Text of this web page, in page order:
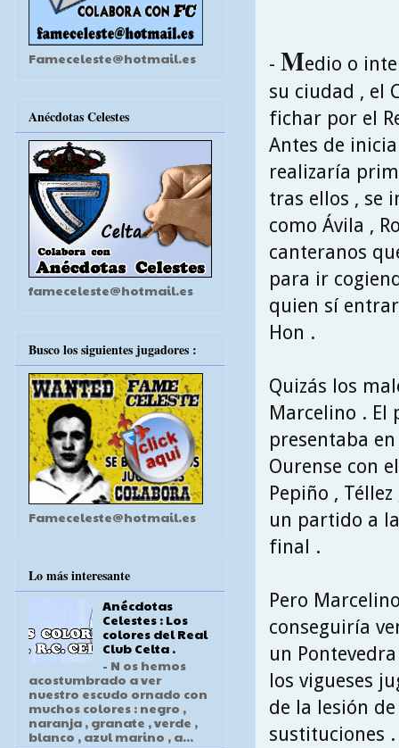
- Medio o
su ciudad , el
fichar por el
Antes de
realizaría
tras ellos , se
como Ávila ,
canteranos
para ir
quien sí
Hon .
Quizás los
Marcelino . El
presentaba
Ourense con
Pepiño ,
un partido a
final .
Pero
conseguiría
un
los vigueses
de la lesión
sustituciones .
Fameceleste@hotmail.es
Anécdotas Celestes
fameceleste@hotmail.es
Busco los siguientes jugadores :
Fameceleste@hotmail.es
Lo más interesante
Anécdotas
Celestes : Los
colores del Real
Club Celta .
- N os hemos
acostumbrado a ver
nuestro escudo ornado con
muchos colores : negro ,
naranja , granate , verde ,
blanco , azul marino , a...